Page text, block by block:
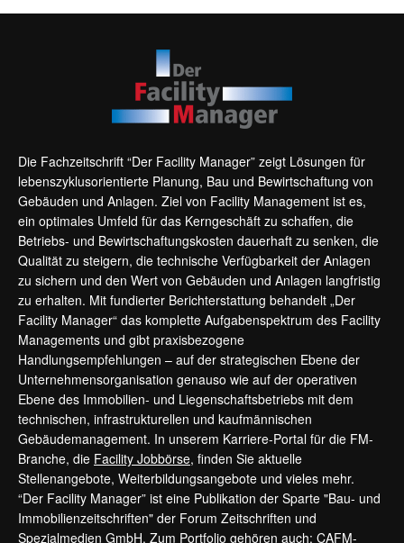
Die Fachzeitschrift “Der Facility Manager” zeigt Lösungen für
lebenszyklusorientierte Planung, Bau und Bewirtschaftung von
Gebäuden und Anlagen. Ziel von Facility Management ist es,
ein optimales Umfeld für das Kerngeschäft zu schaffen, die
Betriebs- und Bewirtschaftungskosten dauerhaft zu senken, die
Qualität zu steigern, die technische Verfügbarkeit der Anlagen
zu sichern und den Wert von Gebäuden und Anlagen langfristig
zu erhalten. Mit fundierter Berichterstattung behandelt „Der
Facility Manager“ das komplette Aufgabenspektrum des Facility
Managements und gibt praxisbezogene
Handlungsempfehlungen – auf der strategischen Ebene der
Unternehmensorganisation genauso wie auf der operativen
Ebene des Immobilien- und Liegenschaftsbetriebs mit dem
technischen, infrastrukturellen und kaufmännischen
Gebäudemanagement. In unserem Karriere-Portal für die FM-
Branche, die Facility Jobbörse, finden Sie aktuelle
Stellenangebote, Weiterbildungsangebote und vieles mehr.
“Der Facility Manager” ist eine Publikation der Sparte "Bau- und
Immobilienzeitschriften" der Forum Zeitschriften und
Spezialmedien GmbH. Zum Portfolio gehören auch: CAFM-